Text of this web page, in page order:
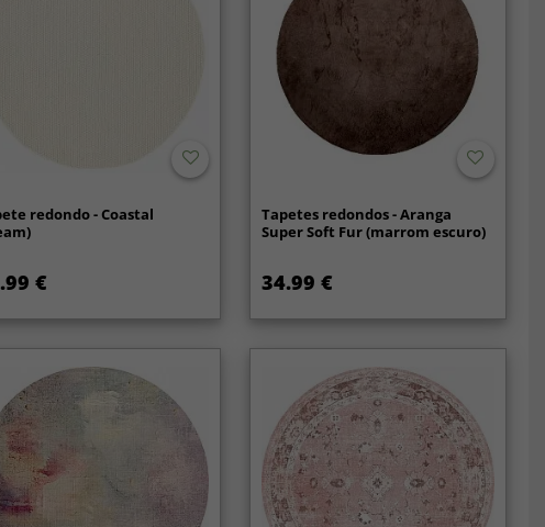
redondo - Coastal
€
Tapetes redondos - Aranga
Super Soft Fur (marrom escuro)
34.99 €